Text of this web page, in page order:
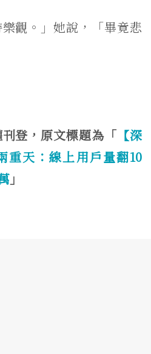
樂觀。」她說，「畢竟悲
登，原文標題為「 【深
重天：線上用戶量翻10
」